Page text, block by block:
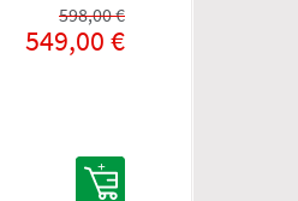
549,00 €
598,00 €